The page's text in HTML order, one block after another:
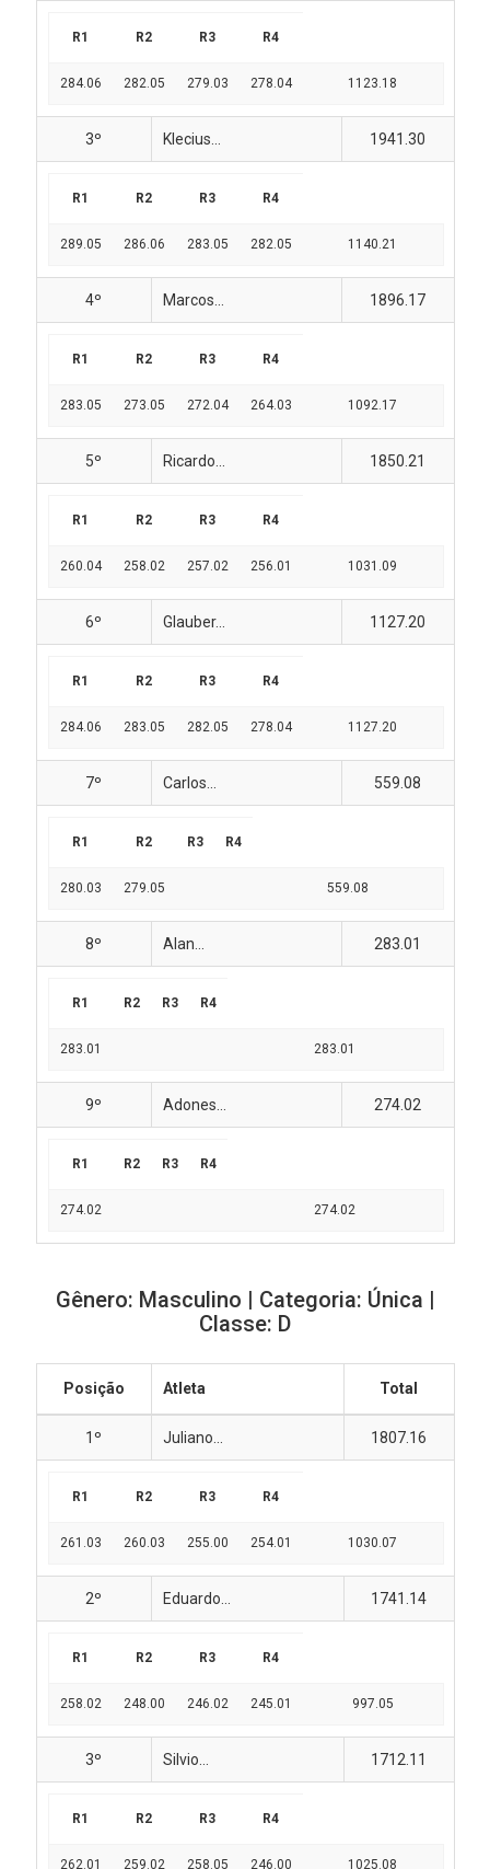
R1 R2 R3 R4
284.06 282.05 279.03 278.04 1123.18
3º Klecius... 1941.30
R1 R2 R3 R4
289.05 286.06 283.05 282.05 1140.21
4º Marcos... 1896.17
R1 R2 R3 R4
283.05 273.05 272.04 264.03 1092.17
5º Ricardo... 1850.21
R1 R2 R3 R4
260.04 258.02 257.02 256.01 1031.09
6º Glauber... 1127.20
R1 R2 R3 R4
284.06 283.05 282.05 278.04 1127.20
7º Carlos... 559.08
R1 R2 R3 R4
280.03 279.05 559.08
8º Alan... 283.01
R1 R2 R3 R4
283.01 283.01
9º Adones... 274.02
R1 R2 R3 R4
274.02 274.02
Gênero: Masculino | Categoria: Única |
Classe: D
Posição Atleta Total
1º Juliano... 1807.16
R1 R2 R3 R4
261.03 260.03 255.00 254.01 1030.07
2º Eduardo... 1741.14
R1 R2 R3 R4
258.02 248.00 246.02 245.01 997.05
3º Silvio... 1712.11
R1 R2 R3 R4
262.01 259.02 258.05 246.00 1025.08